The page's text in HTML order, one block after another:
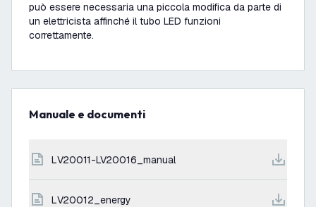
può essere necessaria una piccola modifica da parte di
un elettricista affinché il tubo LED funzioni
correttamente.
Manuale e documenti
LV20011-LV20016_manual
LV20012_energy